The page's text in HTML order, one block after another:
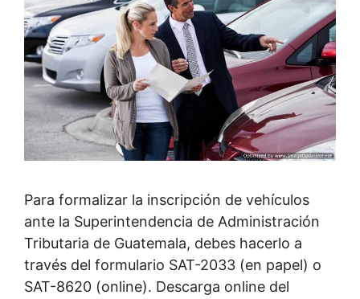
Para formalizar la inscripción de vehículos
ante la Superintendencia de Administración
Tributaria de Guatemala, debes hacerlo a
través del formulario SAT-2033 (en papel) o
SAT-8620 (online). Descarga online del